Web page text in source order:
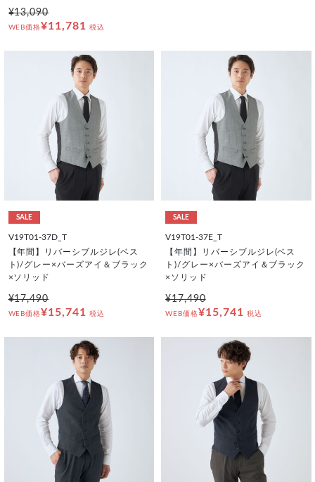
¥13,090
WEB価格¥11,781 税込
SALE
V19T01-37D_T
【年間】リバーシブルジレ(ベス
ト)/グレー×バーズアイ＆ブラック
×ソリッド
¥17,490
WEB価格¥15,741 税込
SALE
V19T01-37E_T
【年間】リバーシブルジレ(ベス
ト)/グレー×バーズアイ＆ブラック
×ソリッド
¥17,490
WEB価格¥15,741 税込